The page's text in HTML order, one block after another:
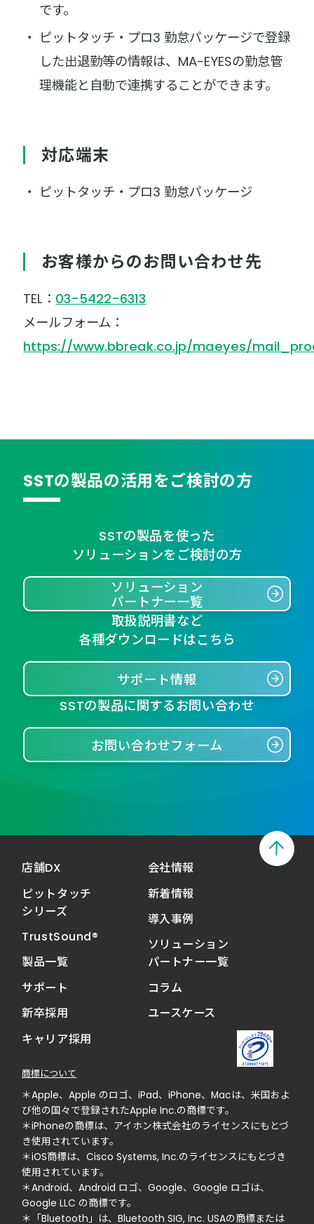
です。
ピットタッチ・プロ3 勤怠パッケージで登録
した出退勤等の情報は、MA-EYESの勤怠管
理機能と自動で連携することができます。
対応端末
ピットタッチ・プロ3 勤怠パッケージ
お客様からのお問い合わせ先
TEL： 03-5422-6313
メールフォーム：
https://www.bbreak.co.jp/maeyes/
SSTの製品の活用をご検討の方
SSTの製品を使った
ソリューションをご検討の方
ソリューション
パートナー一覧
取扱説明書など
各種ダウンロードはこちら
サポート情報
SSTの製品に関するお問い合わせ
お問い合わせフォーム
店舗DX
ピットタッチ
シリーズ
TrustSound®
製品一覧
サポート
新卒採用
キャリア採用
会社情報
新着情報
導入事例
ソリューション
パートナー一覧
コラム
ユースケース
商標について
＊Apple、Apple のロゴ、iPad、iPhone、Macは、米国およ
び他の国々で登録されたApple Inc.の商標です。
＊iPhoneの商標は、アイホン株式会社のライセンスにもとづ
き使用されています。
＊iOS商標は、Cisco Systems, Inc.のライセンスにもとづき
使用されています。
＊Android、Android ロゴ、Google、Google ロゴは、
Google LLC の商標です。
＊「Bluetooth」は、Bluetooth SIG, Inc. USAの商標または